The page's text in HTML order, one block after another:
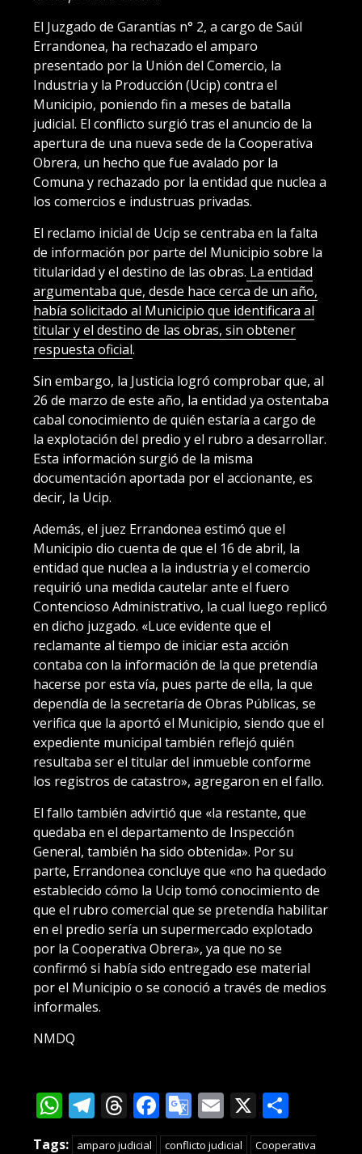
El Juzgado de Garantías n° 2, a cargo de Saúl
Errandonea, ha rechazado el amparo
presentado por la Unión del Comercio, la
Industria y la Producción (Ucip) contra el
Municipio, poniendo fin a meses de batalla
judicial. El conflicto surgió tras el anuncio de la
apertura de una nueva sede de la Cooperativa
Obrera, un hecho que fue avalado por la
Comuna y rechazado por la entidad que nuclea a
los comercios e industruas privadas.
El reclamo inicial de Ucip se centraba en la falta
de información por parte del Municipio sobre la
titularidad y el destino de las obras. La entidad
argumentaba que, desde hace cerca de un año,
había solicitado al Municipio que identificara al
titular y el destino de las obras, sin obtener
respuesta oficial.
Sin embargo, la Justicia logró comprobar que, al
26 de marzo de este año, la entidad ya ostentaba
cabal conocimiento de quién estaría a cargo de
la explotación del predio y el rubro a desarrollar.
Esta información surgió de la misma
documentación aportada por el accionante, es
decir, la Ucip.
Además, el juez Errandonea estimó que el
Municipio dio cuenta de que el 16 de abril, la
entidad que nuclea a la industria y el comercio
requirió una medida cautelar ante el fuero
Contencioso Administrativo, la cual luego replicó
en dicho juzgado. «Luce evidente que el
reclamante al tiempo de iniciar esta acción
contaba con la información de la que pretendía
hacerse por esta vía, pues parte de ella, la que
dependía de la secretaría de Obras Públicas, se
verifica que la aportó el Municipio, siendo que el
expediente municipal también reflejó quién
resultaba ser el titular del inmueble conforme
los registros de catastro», agregaron en el fallo.
El fallo también advirtió que «la restante, que
quedaba en el departamento de Inspección
General, también ha sido obtenida». Por su
parte, Errandonea concluye que «no ha quedado
establecido cómo la Ucip tomó conocimiento de
que el rubro comercial que se pretendía habilitar
en el predio sería un supermercado explotado
por la Cooperativa Obrera», ya que no se
confirmó si había sido entregado ese material
por el Municipio o se conoció a través de medios
informales.
NMDQ
WhatsApp
Telegram
Threads
Facebook
Google
Translate
Email
X
Tags: amparo judicial conflicto judicial
Cooperativa